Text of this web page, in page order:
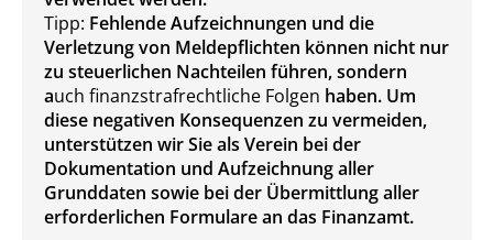
Tipp: Fehlende Aufzeichnungen und die
Verletzung von Meldepflichten können nicht nur
zu steuerlichen Nachteilen führen, sondern
auch finanzstrafrechtliche Folgen haben. Um
diese negativen Konsequenzen zu vermeiden,
unterstützen wir Sie als Verein bei der
Dokumentation und Aufzeichnung aller
Grunddaten sowie bei der Übermittlung aller
erforderlichen Formulare an das Finanzamt.